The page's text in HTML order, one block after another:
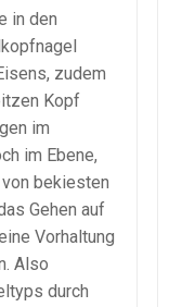
in den
zudem
Kopf
im
im Ebene,
bekiesten
Gehen auf
Vorhaltung
Also
durch